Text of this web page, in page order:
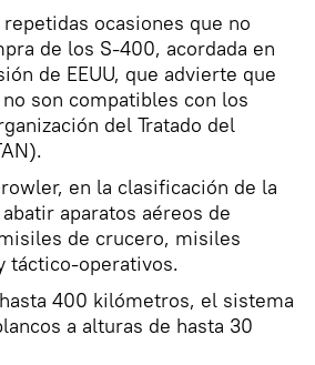
ocasiones que no
de los S-400, acordada en
de EEUU, que advierte que
son compatibles con los
del Tratado del
en la clasificación de la
aparatos aéreos de
de crucero, misiles
táctico-operativos.
400 kilómetros, el sistema
a alturas de hasta 30